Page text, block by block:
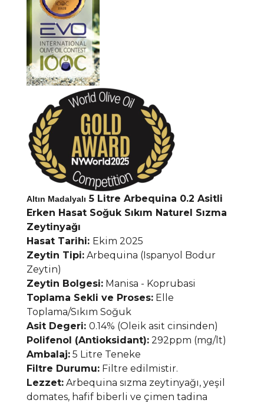
Altın Madalyalı 5 Litre Arbequina 0.2 Asitli
Erken Hasat Soğuk Sıkım Naturel Sızma
Zeytinyağı
Hasat Tarihi: Ekim 2025
Zeytin Tipi: Arbequina (Ispanyol Bodur
Zeytin)
Zeytin Bolgesi: Manisa - Koprubasi
Toplama Sekli ve Proses: Elle
Toplama/Sıkım Soğuk
Asit Degeri: 0.14% (Oleik asit cinsinden)
Polifenol (Antioksidant): 292ppm (mg/lt)
Ambalaj: 5 Litre Teneke
Filtre Durumu: Filtre edilmistir.
Lezzet: Arbequina sızma zeytinyağı, yeşil
domates, hafif biberli ve çimen tadina